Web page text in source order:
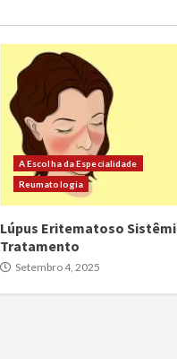
A Escolha da Especialidade
Reumatologia
Lúpus Eritematoso
Tratamento
Setembro 4, 2025